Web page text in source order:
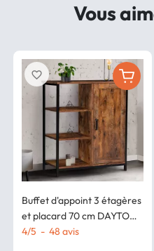
Vous
Buffet d'appoint 3 étagères
et placard 70 cm DAYTON
effet vieilli design industriel
4/5 - 48 avis
favorite_border